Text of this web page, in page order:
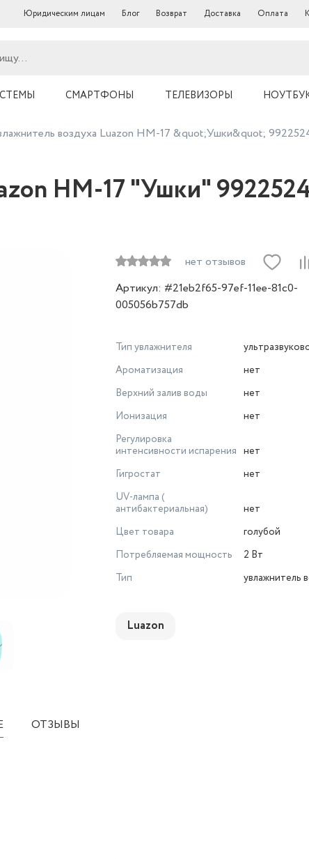
Юридическим лицам Блог Возврат Доставка Оплата
СМАРТФОНЫ ТЕЛЕВИЗОРЫ
воздуха Luazon HM-17 &quot;Ушки&quot;
HM-17 "Ушки"
нет отзывов
Артикул: #21eb2f65-97ef-11ee-81c0-
005056b757db
Тип увлажнителя
Ароматизация
нет
Верхний залив воды
нет
Ионизация
нет
Регулировка
интенсивности испарения нет
Гигростат
нет
UV-лампа (
антибактериальная)
нет
Цвет товара
голубой
Потребляемая мощность
2 Вт
Тип
увлажнитель
Luazon
ОТЗЫВЫ